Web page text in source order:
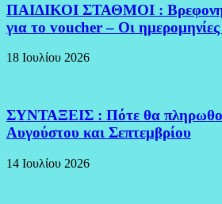
ΠΑΙΔΙΚΟΙ ΣΤΑΘΜΟΙ :
για το voucher – Οι
18 Ιουλίου 2026
ΣΥΝΤΑΞΕΙΣ : Πότε θα
Αυγούστου και Σεπτεμβρίου
14 Ιουλίου 2026